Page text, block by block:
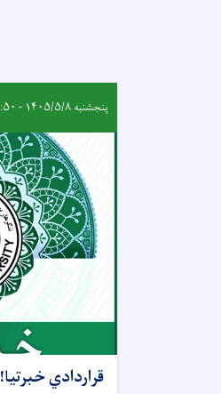
پنجشنبه ۱۴۰۵/۵/۸ - ۱۰:۵۰
قراردادي خبرتيا!